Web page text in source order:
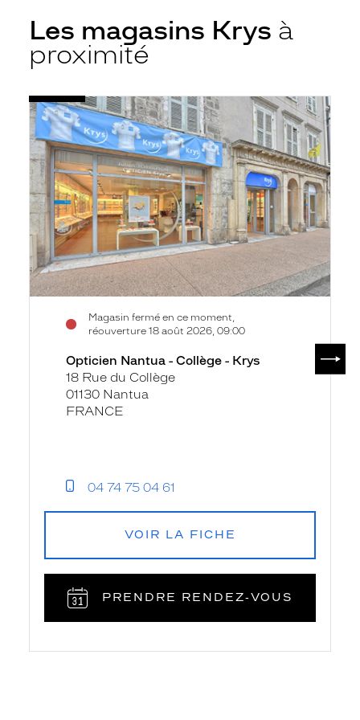
Les magasins Krys à
proximité
Opticien
Nantua
-
Collège
-
Krys
Magasin fermé en ce moment,
réouverture 18 août 2026, 09:00
Voir
la
fiche
Opticien Nantua - Collège - Krys
18 Rue du Collège
01130 Nantua
FRANCE
04 74 75 04 61
VOIR LA FICHE
PRENDRE RENDEZ‑VOUS